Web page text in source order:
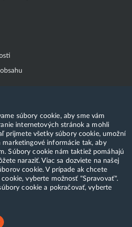
súbory cookie, aby sme vám
internetových stránok a mohli
prijmete všetky súbory cookie, umožní
informácie tak, aby
Súbory cookie nám taktiež pomáhajú
naraziť. Viac sa dozviete na našej
cookie. V prípade ak chcete
vyberte možnosť "Spravovať".
cookie a pokračovať, vyberte
Všetky práva vyhradené